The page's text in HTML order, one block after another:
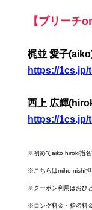
【ブリーチ
梶並 愛子
https://1cs.jp/
西上 広輝
https://1cs.jp/
※初めてaiko hiroki指名
※こちらはmiho nishi担
※クーポン利用はおひ
※ロング料金・指名料